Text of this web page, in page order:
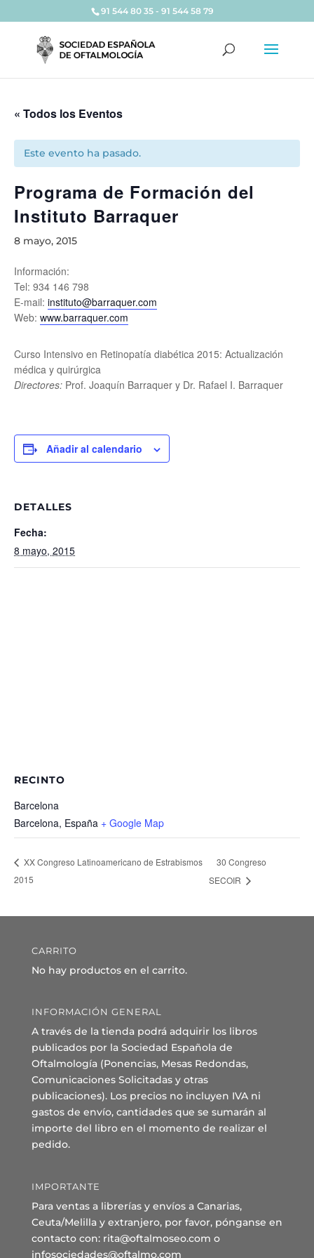
91 544 80 35 - 91 544 58 79
« Todos los Eventos
Este evento ha pasado.
Programa de Formación del
Instituto Barraquer
8 mayo, 2015
Información:
Tel: 934 146 798
E-mail: instituto@barraquer.com
Web: www.barraquer.com
Curso Intensivo en Retinopatía diabética 2015: Actualización
médica y quirúrgica
Directores: Prof. Joaquín Barraquer y Dr. Rafael I. Barraquer
Añadir al calendario
DETALLES
Fecha:
8 mayo, 2015
RECINTO
Barcelona
Barcelona, España + Google Map
XX Congreso Latinoamericano de Estrabismos
2015
30 Congreso
SECOIR
CARRITO
No hay productos en el carrito.
INFORMACIÓN GENERAL
A través de la tienda podrá adquirir los libros
publicados por la Sociedad Española de
Oftalmología (Ponencias, Mesas Redondas,
Comunicaciones Solicitadas y otras
publicaciones). Los precios no incluyen IVA ni
gastos de envío, cantidades que se sumarán al
importe del libro en el momento de realizar el
pedido.
IMPORTANTE
Para ventas a librerías y envíos a Canarias,
Ceuta/Melilla y extranjero, por favor, pónganse en
contacto con: rita@oftalmoseo.com o
infosociedades@oftalmo.com